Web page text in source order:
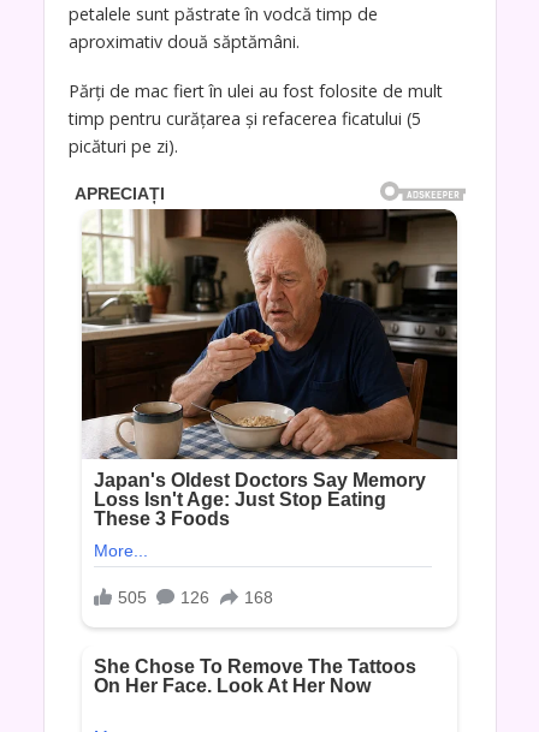
petalele sunt păstrate în vodcă timp de
aproximativ două săptămâni.
Părți de mac fiert în ulei au fost folosite de mult
timp pentru curățarea și refacerea ficatului (5
picături pe zi).